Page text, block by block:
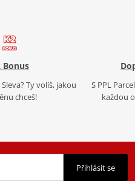
Bonus
Ty volíš, jakou
chceš!
S PPL
každou
Přihlásit se